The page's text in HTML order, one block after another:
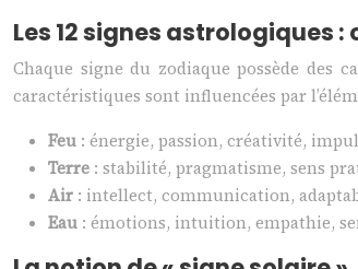
Les 12 signes astrologiques
Chaque signe du zodiaque possède des
caractéristiques sont influencées par
Feu : énergie, passion, créativité,
Terre : stabilité, pragmatisme, sens
Air : intellect, communication,
Eau : émotions, intuition, empathie,